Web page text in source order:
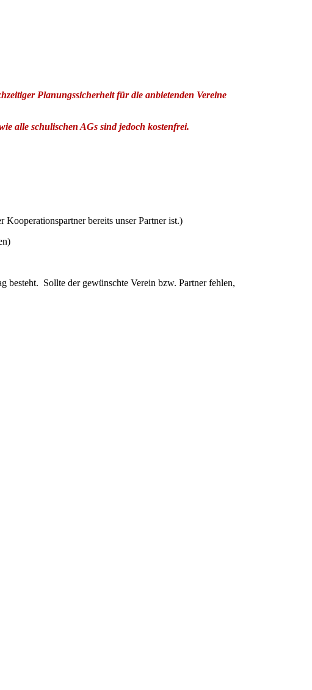
Planungssicherheit für die anbietenden Vereine
alle schulischen AGs sind jedoch kostenfrei.
bereits unser Partner ist.)
besteht. Sollte der gewünschte Verein bzw. Partner fehlen,